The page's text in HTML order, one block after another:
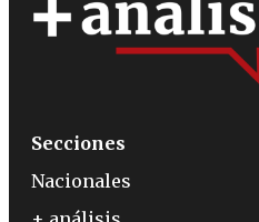
Secciones
Nacionales